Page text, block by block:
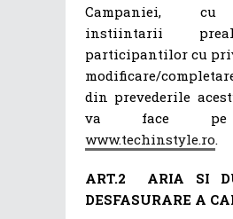
Campaniei, cu
instiintarii
participantilor cu
modificare/
din prevederile
va face pe
www.techinstyle.ro.
ART.2 ARIA SI
DESFASURARE A